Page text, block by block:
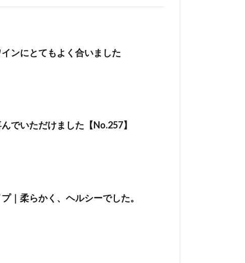
ンにとてもよく合いました
でいただけました【No.257】
｜柔らかく、ヘルシーでした。